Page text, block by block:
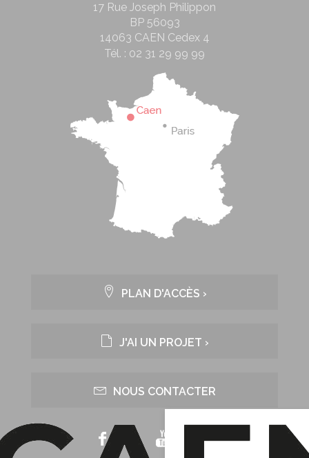
17 Rue Joseph Philippon
BP 56093
14063 CAEN Cedex 4
Tél. : 02 31 29 99 99
PLAN D'ACCÈS ›
J'AI UN PROJET ›
NOUS CONTACTER